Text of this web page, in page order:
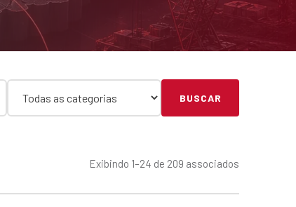
BUSCAR
Exibindo 1–24 de 209 associados